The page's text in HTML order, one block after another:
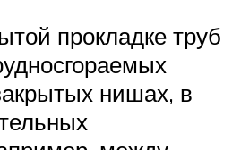
прокладке труб
нишах, в